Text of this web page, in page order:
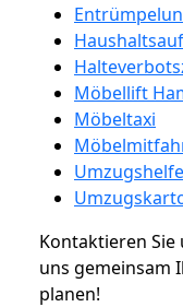
Möbellift
Möbeltaxi
Kontaktieren Sie
uns gemeinsam
planen!